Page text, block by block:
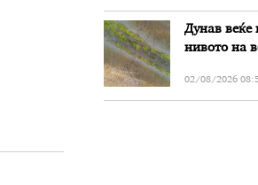
Дунав веќе
нивото на
Бугарија
02/08/2026